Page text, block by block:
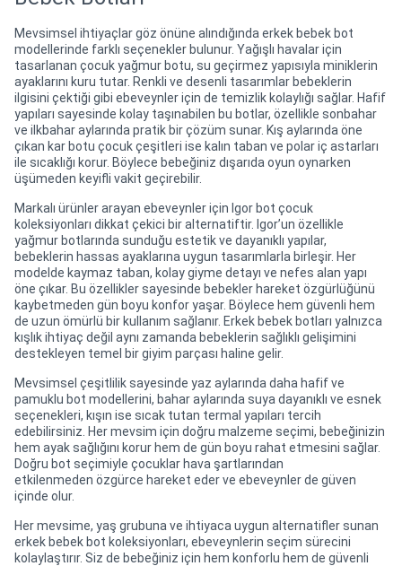
Mevsimsel ihtiyaçlar göz önüne alındığında erkek bebek bot
modellerinde farklı seçenekler bulunur. Yağışlı havalar için
tasarlanan çocuk yağmur botu, su geçirmez yapısıyla miniklerin
ayaklarını kuru tutar. Renkli ve desenli tasarımlar bebeklerin
ilgisini çektiği gibi ebeveynler için de temizlik kolaylığı sağlar. Hafif
yapıları sayesinde kolay taşınabilen bu botlar, özellikle sonbahar
ve ilkbahar aylarında pratik bir çözüm sunar. Kış aylarında öne
çıkan kar botu çocuk çeşitleri ise kalın taban ve polar iç astarları
ile sıcaklığı korur. Böylece bebeğiniz dışarıda oyun oynarken
üşümeden keyifli vakit geçirebilir.
Markalı ürünler arayan ebeveynler için Igor bot çocuk
koleksiyonları dikkat çekici bir alternatiftir. Igor’un özellikle
yağmur botlarında sunduğu estetik ve dayanıklı yapılar,
bebeklerin hassas ayaklarına uygun tasarımlarla birleşir. Her
modelde kaymaz taban, kolay giyme detayı ve nefes alan yapı
öne çıkar. Bu özellikler sayesinde bebekler hareket özgürlüğünü
kaybetmeden gün boyu konfor yaşar. Böylece hem güvenli hem
de uzun ömürlü bir kullanım sağlanır. Erkek bebek botları yalnızca
kışlık ihtiyaç değil aynı zamanda bebeklerin sağlıklı gelişimini
destekleyen temel bir giyim parçası haline gelir.
Mevsimsel çeşitlilik sayesinde yaz aylarında daha hafif ve
pamuklu bot modellerini, bahar aylarında suya dayanıklı ve esnek
seçenekleri, kışın ise sıcak tutan termal yapıları tercih
edebilirsiniz. Her mevsim için doğru malzeme seçimi, bebeğinizin
hem ayak sağlığını korur hem de gün boyu rahat etmesini sağlar.
Doğru bot seçimiyle çocuklar hava şartlarından
etkilenmeden özgürce hareket eder ve ebeveynler de güven
içinde olur.
Her mevsime, yaş grubuna ve ihtiyaca uygun alternatifler sunan
erkek bebek bot koleksiyonları, ebeveynlerin seçim sürecini
kolaylaştırır. Siz de bebeğiniz için hem konforlu hem de güvenli